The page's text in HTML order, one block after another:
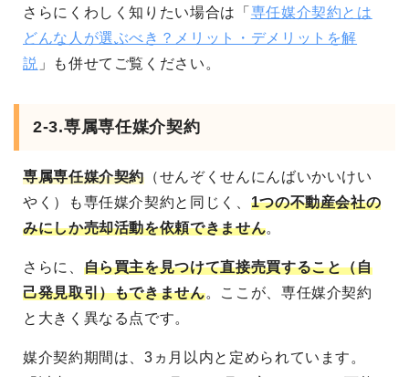
さらにくわしく知りたい場合は「 専任媒介契約とは
どんな人が選ぶべき？メリット・デメリットを解
説 」も併せてご覧ください。
2-3.専属専任媒介契約
専属専任媒介契約 （せんぞくせんにんばいかいけい
やく）も専任媒介契約と同じく、 1つの不動産会社の
みにしか売却活動を依頼できません。
さらに、 自ら買主を見つけて直接売買すること（自
己発見取引）もできません。ここが、専任媒介契約
と大きく異なる点です。
媒介契約期間は、3ヵ月以内と定められています。